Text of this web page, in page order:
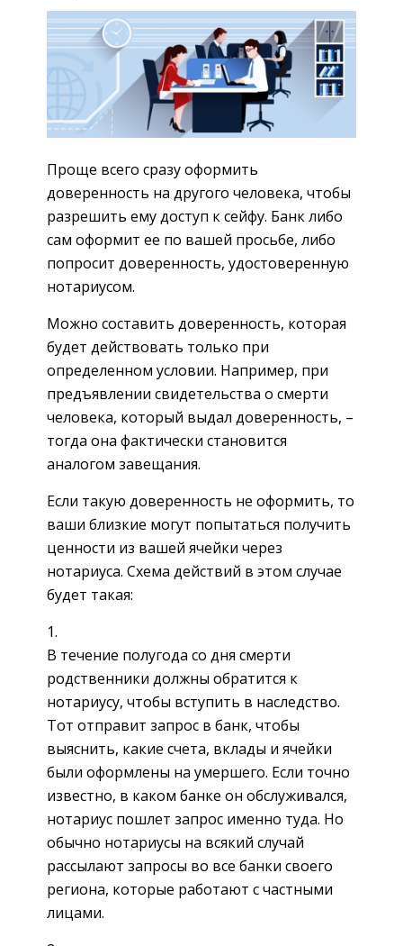
Проще всего сразу оформить
доверенность на другого человека, чтобы
разрешить ему доступ к сейфу. Банк либо
сам оформит ее по вашей просьбе, либо
попросит доверенность, удостоверенную
нотариусом.
Можно составить доверенность, которая
будет действовать только при
определенном условии. Например, при
предъявлении свидетельства о смерти
человека, который выдал доверенность, –
тогда она фактически становится
аналогом завещания.
Если такую доверенность не оформить, то
ваши близкие могут попытаться получить
ценности из вашей ячейки через
нотариуса. Схема действий в этом случае
будет такая:
В течение полугода со дня смерти
родственники должны обратится к
нотариусу, чтобы вступить в наследство.
Тот отправит запрос в банк, чтобы
выяснить, какие счета, вклады и ячейки
были оформлены на умершего. Если точно
известно, в каком банке он обслуживался,
нотариус пошлет запрос именно туда. Но
обычно нотариусы на всякий случай
рассылают запросы во все банки своего
региона, которые работают с частными
лицами.